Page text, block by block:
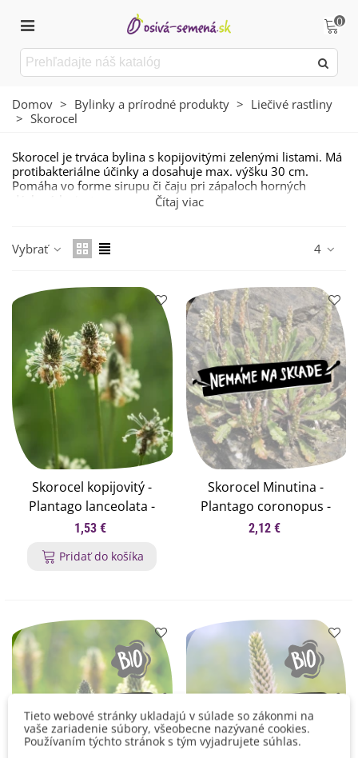
0
Domov > Bylinky a prírodné produkty > Liečivé rastliny
> Skorocel
Skorocel je trváca bylina s kopijovitými zelenými listami. Má
protibakteriálne účinky a dosahuje max. výšku 30 cm.
Pomáha vo forme sirupu či čaju pri zápaloch horných
dýchacích ciest.
Čítaj viac
Vybrať 4
Skorocel kopijovitý -
Plantago lanceolata -
semená skorocela - 100
1,53 €
Pridať do košíka
Skorocel Minutina -
Plantago coronopus -
semená skorocela - 500
2,12 €
Tieto webové stránky ukladajú v súlade so zákonmi na
vaše zariadenie súbory, všeobecne nazývané cookies.
Používaním týchto stránok s tým vyjadrujete súhlas.